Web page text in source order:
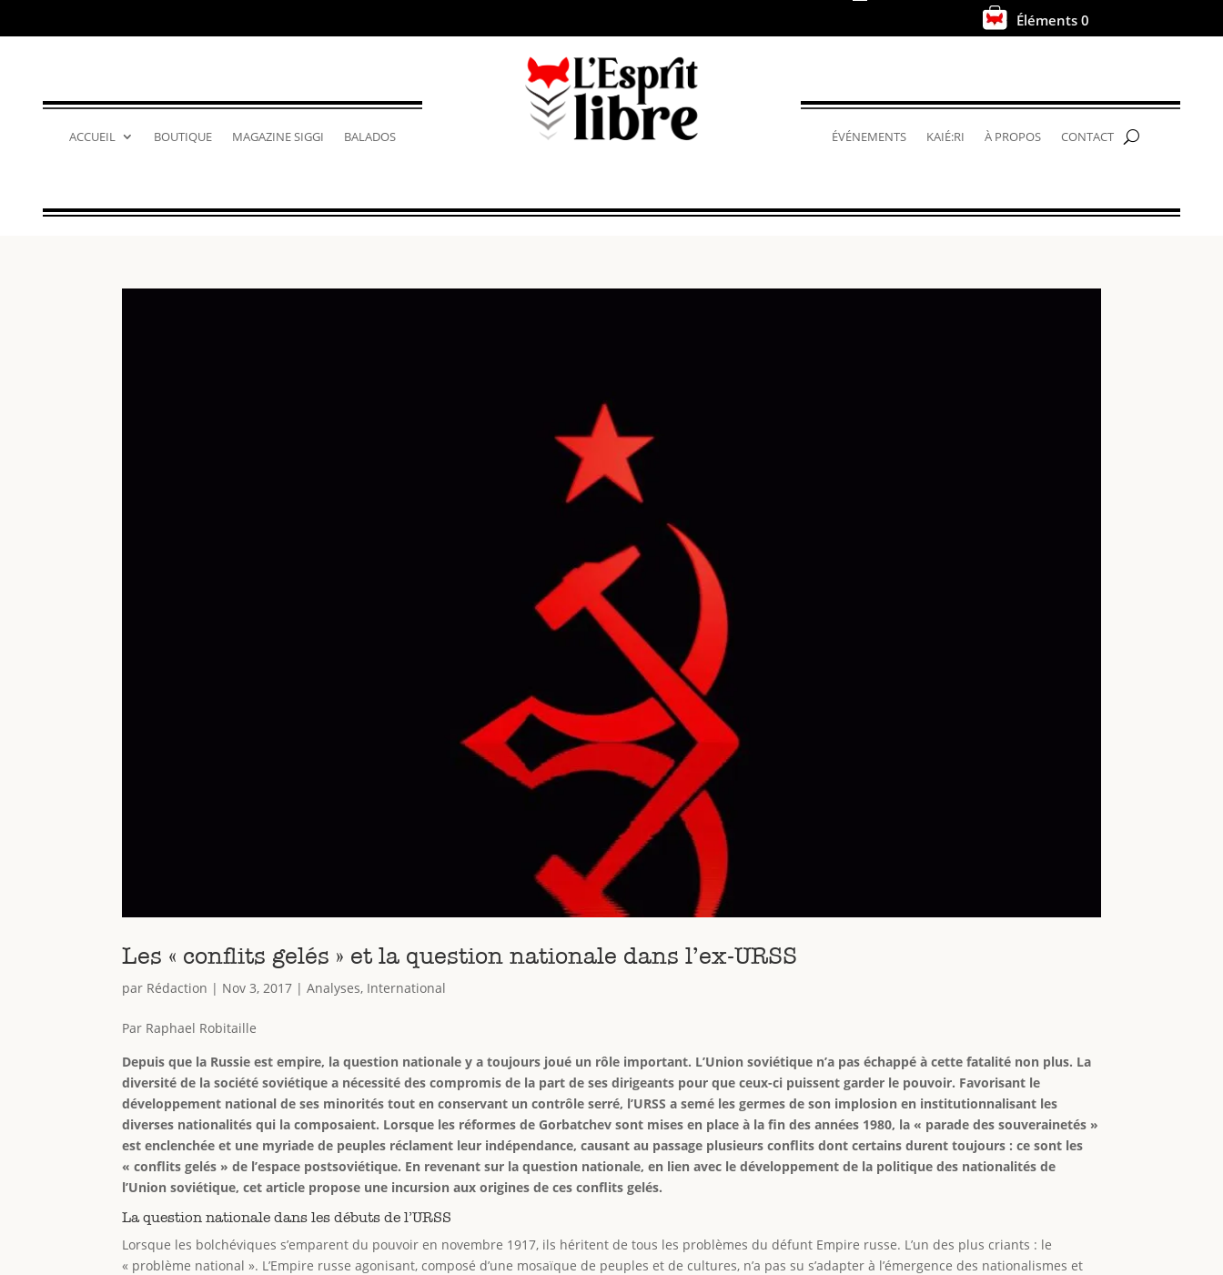
. Éléments 0
ACCUEIL BOUTIQUE MAGAZINE SIGGI BALADOS ÉVÉNEMENTS KAIÉ:RI À PROPOS CONTACT
Les « conflits gelés » et la question nationale dans l’ex-URSS
par Rédaction | Nov 3, 2017 |Analyses, International
Par Raphael Robitaille
Depuis que la Russie est empire, la question nationale y a toujours joué un rôle important. L’Union soviétique n’a pas échappé à cette fatalité non plus. La
diversité de la société soviétique a nécessité des compromis de la part de ses dirigeants pour que ceux-ci puissent garder le pouvoir. Favorisant le
développement national de ses minorités tout en conservant un contrôle serré, l’URSS a semé les germes de son implosion en institutionnalisant les
diverses nationalités qui la composaient. Lorsque les réformes de Gorbatchev sont mises en place à la fin des années 1980, la « parade des souverainetés »
est enclenchée et une myriade de peuples réclament leur indépendance, causant au passage plusieurs conflits dont certains durent toujours : ce sont les
« conflits gelés » de l’espace postsoviétique. En revenant sur la question nationale, en lien avec le développement de la politique des nationalités de
l’Union soviétique, cet article propose une incursion aux origines de ces conflits gelés.
La question nationale dans les débuts de l’URSS
Lorsque les bolchéviques s’emparent du pouvoir en novembre 1917, ils héritent de tous les problèmes du défunt Empire russe. L’un des plus criants : le
« problème national ». L’Empire russe agonisant, composé d’une mosaïque de peuples et de cultures, n’a pas su s’adapter à l’émergence des nationalismes et